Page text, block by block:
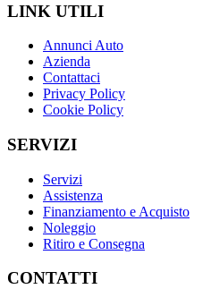
LINK UTILI
Annunci Auto
Azienda
Contattaci
Privacy Policy
Cookie Policy
SERVIZI
Servizi
Assistenza
Finanziamento e Acquisto
Noleggio
Ritiro e Consegna
CONTATTI